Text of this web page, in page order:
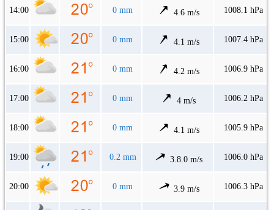
14:00 0 mm 4.6 m/s 1008.1 hPa
15:00 0 mm 4.1 m/s 1007.4 hPa
16:00 0 mm 4.2 m/s 1006.9 hPa
17:00 0 mm 4 m/s 1006.2 hPa
18:00 0 mm 4.1 m/s 1005.9 hPa
19:00 0.2 mm 3.8.0 m/s 1006.0 hPa
20:00 0 mm 3.9 m/s 1006.3 hPa